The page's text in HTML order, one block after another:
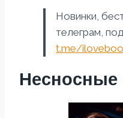
Новинки,
телеграм,
t.me/
Несносные